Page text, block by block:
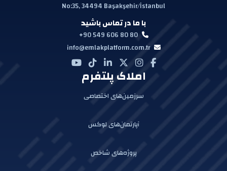
No:35, 34494 Başakşehir/İstanbul
با ما در تماس باشید
+90 549 606 80 80
info@emlakplatform.com.tr
املاک پلتفرم
سرزمین‌های اختصاصی
آپارتمان‌های لوکس
پروژه‌های شاخص